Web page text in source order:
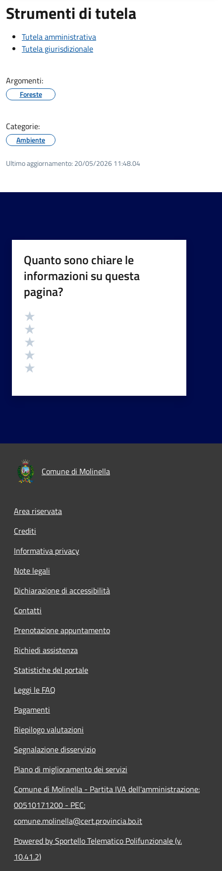
Strumenti di tutela
Tutela amministrativa
Tutela giurisdizionale
Argomenti:
Foreste
Categorie:
Ambiente
Ultimo aggiornamento: 20/05/2026 11:48.04
Quanto sono chiare le
informazioni su questa
pagina?
Valutazione
Comune di Molinella
Area riservata
Crediti
Informativa privacy
Note legali
Dichiarazione di accessibilità
Contatti
Prenotazione appuntamento
Richiedi assistenza
Statistiche del portale
Leggi le FAQ
Pagamenti
Riepilogo valutazioni
Segnalazione disservizio
Piano di miglioramento dei servizi
Comune di Molinella - Partita IVA dell'amministrazione:
00510171200 - PEC:
comune.molinella@cert.provincia.bo.it
Powered by Sportello Telematico Polifunzionale (v.
10.41.2)